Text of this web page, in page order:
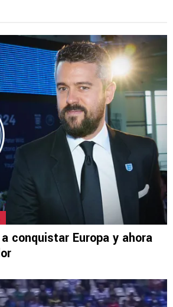
conquistar Europa y ahora